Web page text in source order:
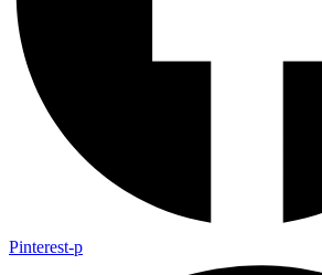
Pinterest-p